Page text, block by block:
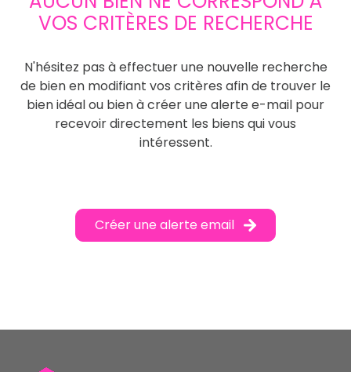
VOS CRITÈRES DE RECHERCHE
N'hésitez pas à effectuer une nouvelle recherche
de bien en modifiant vos critères afin de trouver le
bien idéal ou bien à créer une alerte e-mail pour
recevoir directement les biens qui vous
intéressent.
Créer une alerte email